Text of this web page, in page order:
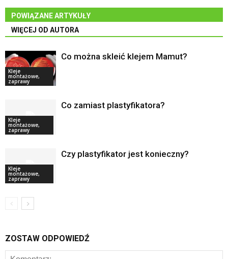
POWIĄZANE ARTYKUŁY
WIĘCEJ OD AUTORA
Kleje
montażowe,
zaprawy
Co można skleić klejem Mamut?
Kleje
montażowe,
zaprawy
Co zamiast plastyfikatora?
Kleje
montażowe,
zaprawy
Czy plastyfikator jest konieczny?
ZOSTAW ODPOWIEDŹ